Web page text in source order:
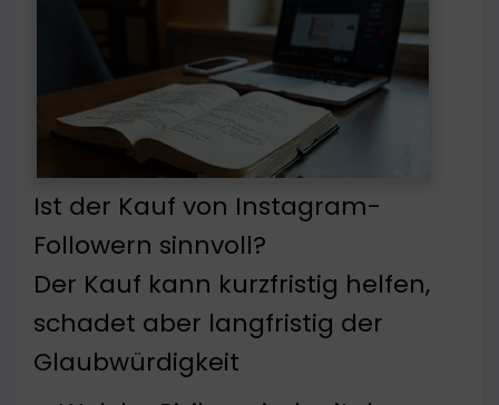
Ist der Kauf von Instagram-
Followern sinnvoll?
Der Kauf kann kurzfristig helfen,
schadet aber langfristig der
Glaubwürdigkeit